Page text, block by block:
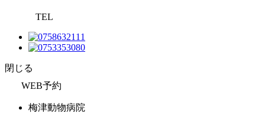
TEL
閉じる
WEB予約
梅津動物病院